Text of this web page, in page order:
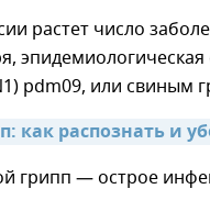
растет число
pdm09, или свиным
как распознать и
грипп — острое